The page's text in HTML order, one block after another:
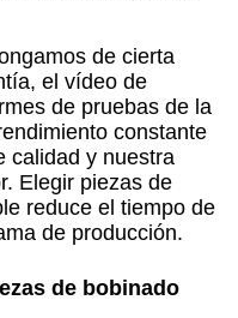
de cierta
el vídeo de
de pruebas de la
constante
calidad y nuestra
Elegir piezas de
reduce el tiempo de
de producción.
de bobinado